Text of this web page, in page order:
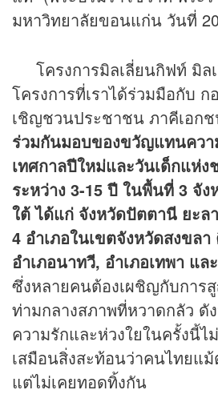
มหาวิทยาลัยขอนแก่น วันที่
โครงการมิลเลี่ยนกิฟท์ มิล
โครงการที่เราได้ร่วมมือกับ
เชิญชวนประชาชน ภาคีเอก
ร่วมกันมอบของขวัญแทนควา
เทศกาลปีใหม่และวันเด็กแห่
ระหว่าง 3-15 ปี ในพื้นที่ 3 จั
ใต้ ได้แก่ จังหวัดปัตตานี ยะล
4 อำเภอในเขตจังหวัดสงขลา
อำเภอนาทวี, อำเภอเทพา แล
ซึ่งหลายคนต้องเผชิญกับการ
ท่ามกลางสภาพที่หวาดกลัว ดั
ความรักและห่วงใยในครั้งนี้ไ
เสมือนสิ่งสะท้อนว่าคนไทยแ
แต่ไม่เคยทอดทิ้งกัน